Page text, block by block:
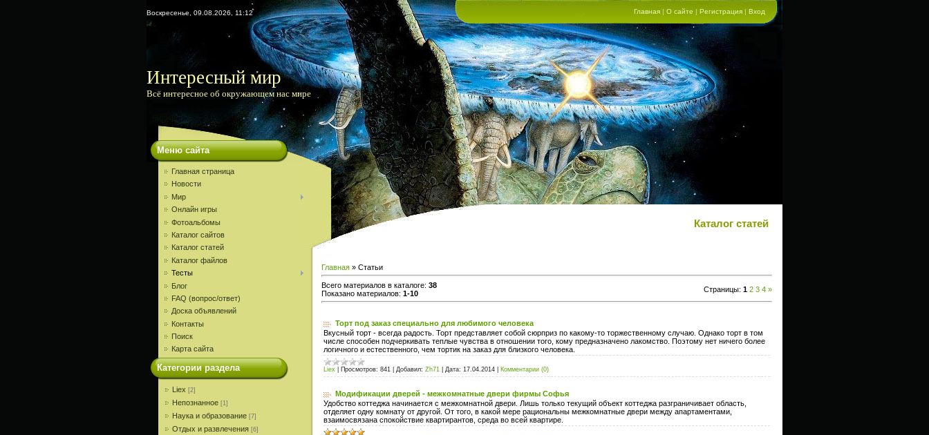
Воскресенье, 09.08.2026, 11:12 Главная | О сайте | Регистрация | Вход
Интересный мир
Всё интересное об окружающем нас мире
Меню сайта
Главная страница
Новости
Мир
Онлайн игры
Фотоальбомы
Каталог сайтов
Каталог статей
Каталог файлов
Тесты
Блог
FAQ (вопрос/ответ)
Доска объявлений
Контакты
Поиск
Карта сайта
Категории раздела
Liex [2]
Непознанное [1]
Наука и образование [7]
Отдых и развлечения [6]
Каталог статей
Главная » Статьи
Всего материалов в каталоге: 38
Показано материалов: 1-10 Страницы: 1 2 3 4 »
Торт под заказ специально для любимого человека
Вкусный торт - всегда радость. Торт представляет собой сюрприз по какому-то торжественному случаю. Однако торт в том
числе способен подчеркивать теплые чувства в отношении того, кому предназначено лакомство. Поэтому нет ничего более
логичного и естественного, чем тортик на заказ для близкого человека.
Liex Просмотров: 841 Добавил: Zh71 Дата: 17.04.2014 Комментарии (0)
Модификации дверей - межкомнатные двери фирмы Софья
Удобство коттеджа начинается с межкомнатной двери. Лишь только текущий объект коттеджа разграничивает область,
отделяет одну комнату от другой. От того, в какой мере рациональны межкомнатные двери между апартаментами,
взаимосвязана спокойствие квартирантов, среда во всей квартире.